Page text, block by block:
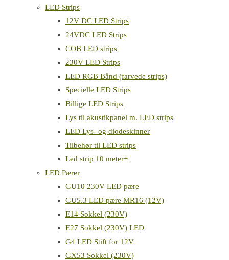
LED Strips
12V DC LED Strips
24VDC LED Strips
COB LED strips
230V LED Strips
LED RGB Bånd (farvede strips)
Specielle LED Strips
Billige LED Strips
Lys til akustikpanel m. LED strips
LED Lys- og diodeskinner
Tilbehør til LED strips
Led strip 10 meter+
LED Pærer
GU10 230V LED pære
GU5.3 LED pære MR16 (12V)
E14 Sokkel (230V)
E27 Sokkel (230V) LED
G4 LED Stift for 12V
GX53 Sokkel (230V)